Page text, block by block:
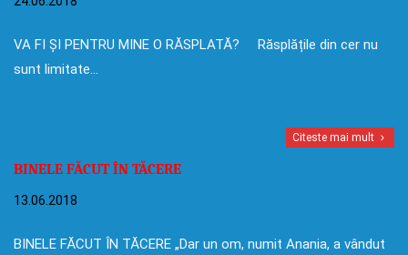
VA FI ȘI PENTRU MINE O RĂSPLATĂ? Răsplățile din cer nu
sunt limitate…
Citeste mai mult
BINELE FĂCUT ÎN TĂCERE
13.06.2018
BINELE FĂCUT ÎN TĂCERE „Dar un om, numit Anania, a vândut